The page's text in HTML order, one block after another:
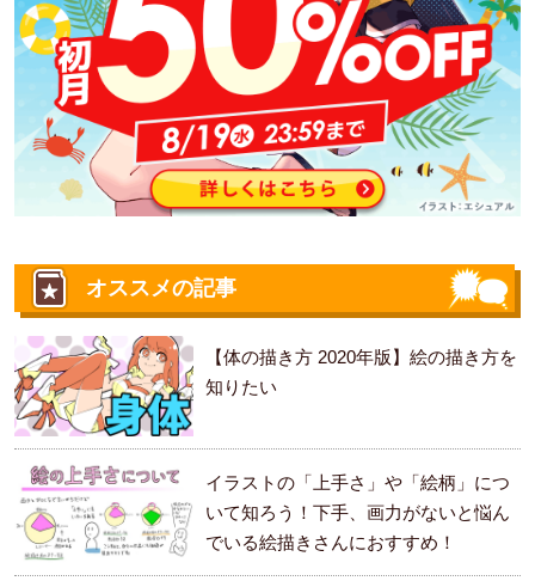
オススメの記事
【体の描き方 2020年版】絵の描き方を
知りたい
イラストの「上手さ」や「絵柄」につ
いて知ろう！下手、画力がないと悩ん
でいる絵描きさんにおすすめ！